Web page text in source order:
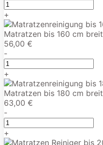
+
Matratzen bis 160 cm breit
56,00 €
-
+
Matratzen bis 180 cm breit
63,00 €
-
+